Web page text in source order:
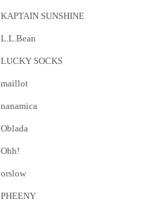
KAPTAIN SUNSHINE
L.L.Bean
LUCKY SOCKS
maillot
nanamica
Oblada
Ohh!
orslow
PHEENY